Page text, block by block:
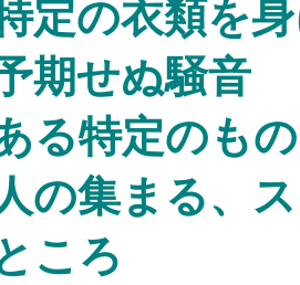
定の衣類を
期せぬ騒音
る特定のも
の集まる、
ころ